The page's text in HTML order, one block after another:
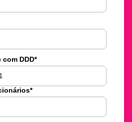
com DDD*
*